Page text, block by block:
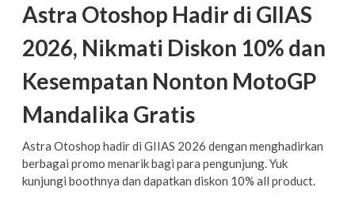
Astra Otoshop Hadir di GIIAS
2026, Nikmati Diskon 10% dan
Kesempatan Nonton MotoGP
Mandalika Gratis
Astra Otoshop hadir di GIIAS 2026 dengan menghadirkan
berbagai promo menarik bagi para pengunjung. Yuk
kunjungi boothnya dan dapatkan diskon 10% all product.